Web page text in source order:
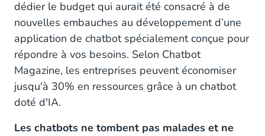
dédier le budget qui aurait été consacré à de
nouvelles embauches au développement d’une
application de chatbot spécialement conçue pour
répondre à vos besoins. Selon Chatbot
Magazine, les entreprises peuvent économiser
jusqu'à 30% en ressources grâce à un chatbot
doté d'IA.
Les chatbots ne tombent pas malades et ne